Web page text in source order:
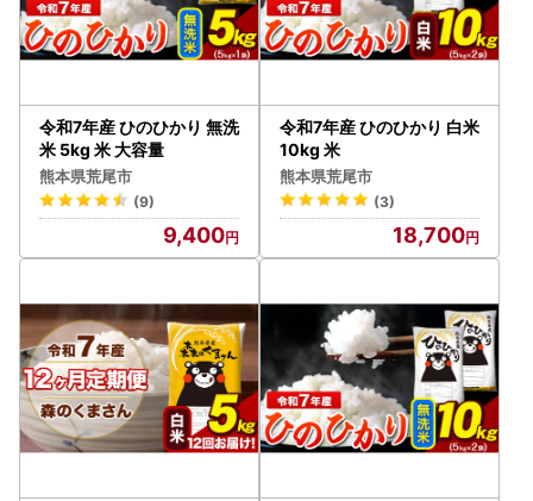
令和7年産 ひのひかり 無洗
米 5kg 米 大容量
熊本県荒尾市
(9)
9,400
令和7年産 ひのひかり 白米
10kg 米
熊本県荒尾市
(3)
18,700